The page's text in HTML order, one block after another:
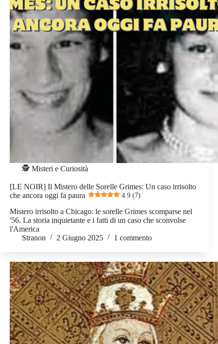
🕵️ Misteri e Curiosità
[LE NOIR] Il Mistero delle Sorelle Grimes: Un caso irrisolto
che ancora oggi fa paura
4.9 (7)
Mistero irrisolto a Chicago: le sorelle Grimes scomparse nel
'56. La storia inquietante e i fatti di un caso che sconvolse
l'America
Stranon
2 Giugno 2025 1 commento